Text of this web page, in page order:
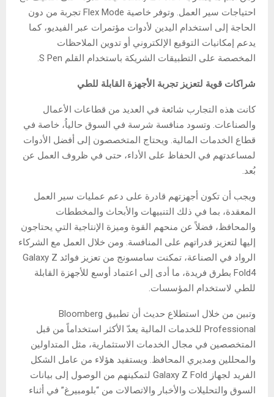
احتياجات سير العمل. وتوفر خاصية Flex Mode تجربة من دون
الحاجة إلى استخدام اليدين لأدوات مؤتمرات عبر الفيديو، كما
يدعم إمكانيات التوقيع الإلكتروني أو تدوين الملاحظات
المخصصة على التطبيقات الشريكة باستخدام القلم S Pen.
شراكات قوية لتعزيز تجربة الأجهزة القابلة للطي
كانت هذه التجارب شائعة في العديد من قطاعات الأعمال
والصناعات. وتسود منافسة شرسة في السوق حالياُ، خاصة في
قطاع الخدمات المالية. ويحتاج المتخصصون إلى أفضل الأدوات
لمساعدتهم في الحفاظ على الأداء، حتى في ظروف العمل عن
بُعد.
ويجب أن تكون أجهزتهم قادرة على دعم عمليات سير العمل
المعقدة، بما في ذلك التنبيهات والأبحاث والمخططات
والمحافظ، فضلاً عن منحهم القوة وميزة الإنتاجية التي يحتاجون
إليها لتعزيز قدراتهم على المنافسة. ومن خلال العمل مع الشركاء
الرواد في الصناعة، تمكنت سامسونج من تعزيز فوائد Galaxy Z
Fold4 بطرق فريدة، ما أدى إلى اعتماد أوسع للأجهزة القابلة
للطي لاستخدام المؤسسات.
وتبين من خلال استطلاع حديث أن تطبيق Bloomberg
Professional للخدمات المالية يعدّ الأكثر استخداماً من قبل
المتخصصين في مجال الخدمات الاستثمارية، مثل المتداولين
والمحللين ومديري المحافظ. ويستفيد هؤلاء من عامل الشكل
الفريد لجهاز Galaxy Z Fold لتمكينهم من الوصول إلى بيانات
السوق والتحليلات والأخبار والاتصالات من “بلومبيرغ” في أثناء